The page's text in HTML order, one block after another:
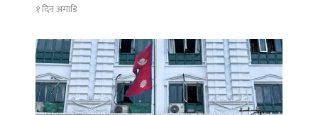
१ दिन अगाडि